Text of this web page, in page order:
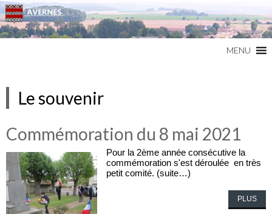
MENU
Le souvenir
Commémoration du 8 mai 2021
Pour la 2ème année consécutive la
commémoration s'est déroulée en très
petit comité. (suite…)
PLUS